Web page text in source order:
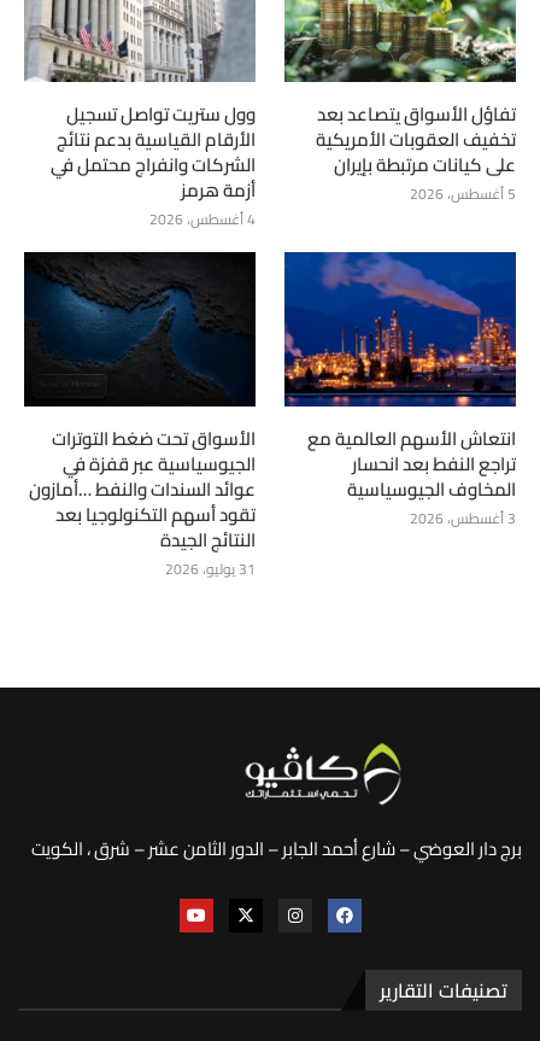
تفاؤل الأسواق يتصاعد بعد
تخفيف العقوبات الأمريكية
على كيانات مرتبطة بإيران
5 أغسطس، 2026
وول ستريت تواصل تسجيل
الأرقام القياسية بدعم نتائج
الشركات وانفراج محتمل في
أزمة هرمز
4 أغسطس، 2026
انتعاش الأسهم العالمية مع
تراجع النفط بعد انحسار
المخاوف الجيوسياسية
3 أغسطس، 2026
الأسواق تحت ضغط التوترات
الجيوسياسية عبر قفزة في
عوائد السندات والنفط …أمازون
تقود أسهم التكنولوجيا بعد
النتائج الجيدة
31 يوليو، 2026
برج دار العوضي – شارع أحمد الجابر – الدور الثامن عشر – شرق ، الكويت
تصنيفات التقارير